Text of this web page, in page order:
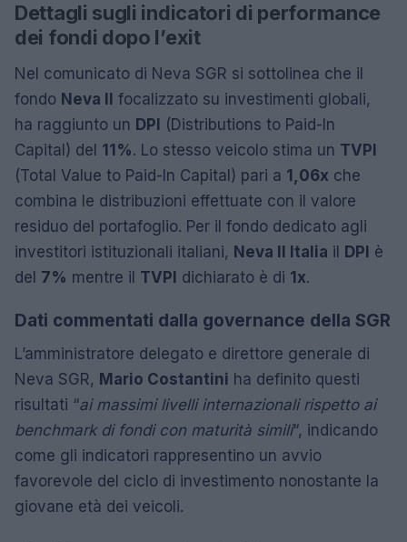
Dettagli sugli indicatori di performance
dei fondi dopo l’exit
Nel comunicato di Neva SGR si sottolinea che il
fondo Neva II
focalizzato su investimenti globali,
ha raggiunto un DPI
(Distributions to Paid-In
Capital) del 11%. Lo stesso veicolo stima un TVPI
(Total Value to Paid-In Capital) pari a 1,06x che
combina le distribuzioni effettuate con il valore
residuo del portafoglio. Per il fondo dedicato agli
investitori istituzionali italiani, Neva II Italia il DPI è
del 7% mentre il TVPI dichiarato è di 1x.
Dati commentati dalla governance della SGR
L’amministratore delegato e direttore generale di
Neva SGR, Mario Costantini ha definito questi
risultati “ai massimi livelli internazionali rispetto ai
benchmark di fondi con maturità simili“, indicando
come gli indicatori rappresentino un avvio
favorevole del ciclo di investimento nonostante la
giovane età dei veicoli.